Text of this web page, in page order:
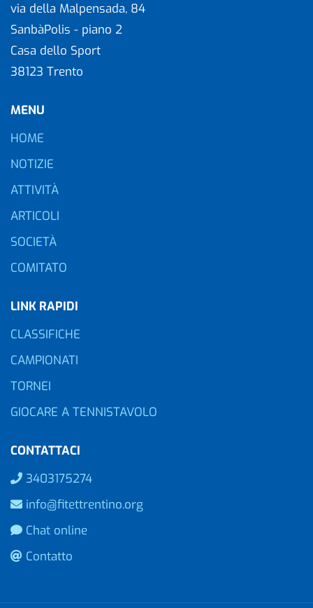
via della Malpensada, 84
SanbàPolis - piano 2
Casa dello Sport
38123 Trento
MENU
HOME
NOTIZIE
ATTIVITÀ
ARTICOLI
SOCIETÀ
COMITATO
LINK RAPIDI
CLASSIFICHE
CAMPIONATI
TORNEI
GIOCARE A TENNISTAVOLO
CONTATTACI
3403175274
info@fitettrentino.org
Chat online
Contatto